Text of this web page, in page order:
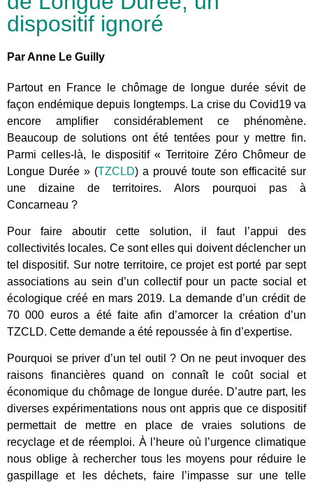
dispositif ignoré
Par Anne Le Guilly
Partout en France le chômage de longue durée sévit de
façon endémique depuis longtemps. La crise du Covid19 va
encore amplifier considérablement ce phénomène.
Beaucoup de solutions ont été tentées pour y mettre fin.
Parmi celles-là, le dispositif « Territoire Zéro Chômeur de
Longue Durée » (TZCLD) a prouvé toute son efficacité sur
une dizaine de territoires. Alors pourquoi pas à
Concarneau ?
Pour faire aboutir cette solution, il faut l’appui des
collectivités locales. Ce sont elles qui doivent déclencher un
tel dispositif. Sur notre territoire, ce projet est porté par sept
associations au sein d’un collectif pour un pacte social et
écologique créé en mars 2019. La demande d’un crédit de
70 000 euros a été faite afin d’amorcer la création d’un
TZCLD. Cette demande a été repoussée à fin d’expertise.
Pourquoi se priver d’un tel outil ? On ne peut invoquer des
raisons financières quand on connaît le coût social et
économique du chômage de longue durée. D’autre part, les
diverses expérimentations nous ont appris que ce dispositif
permettait de mettre en place de vraies solutions de
recyclage et de réemploi. À l’heure où l’urgence climatique
nous oblige à rechercher tous les moyens pour réduire le
gaspillage et les déchets, faire l’impasse sur une telle